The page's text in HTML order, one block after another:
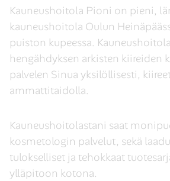
Kauneushoitola Pioni on pieni,
kauneushoitola Oulun
puiston kupeessa.
hengähdyksen arkisten kiireiden
palvelen Sinua yksilöllisesti,
ammattitaidolla.
Kauneushoitolastani saat
kosmetologin palvelut, sekä
tulokselliset ja tehokkaat
ylläpitoon kotona.